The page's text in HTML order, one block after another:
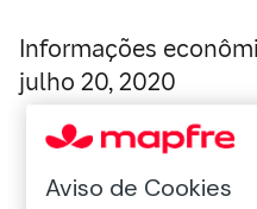
Informações
julho 20, 2020
Aviso de Cookies